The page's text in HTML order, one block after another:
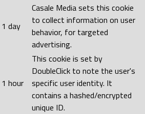
1 day
Casale Media sets this cookie
to collect information on user
behavior, for targeted
advertising.
1 hour
This cookie is set by
DoubleClick to note the user's
specific user identity. It
contains a hashed/encrypted
unique ID.